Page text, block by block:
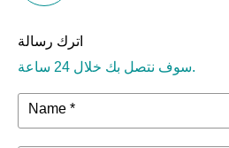
اترك رسالة
سوف نتصل بك خلال 24 ساعة.
Name *